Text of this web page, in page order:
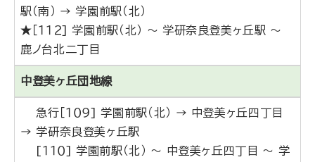
駅（南） → 学園前駅（北）
★［１１２] 学園前駅（北） ～ 学研奈良登美ヶ丘駅 ～
鹿ノ台北二丁目
中登美ヶ丘団地線
急行［１０９] 学園前駅（北） → 中登美ヶ丘四丁目
→ 学研奈良登美ヶ丘駅
[１１０] 学園前駅（北） ～ 中登美ヶ丘四丁目 ～ 学